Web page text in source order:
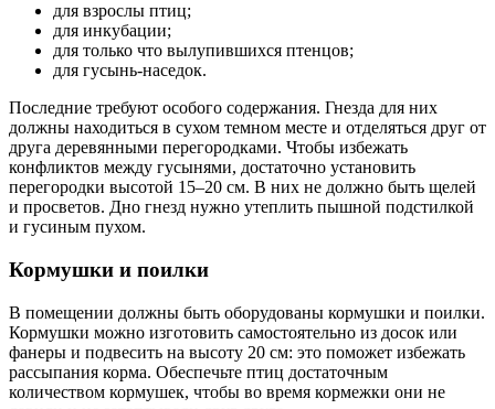
для взрослы птиц;
для инкубации;
для только что вылупившихся птенцов;
для гусынь-наседок.
Последние требуют особого содержания. Гнезда для них
должны находиться в сухом темном месте и отделяться друг от
друга деревянными перегородками. Чтобы избежать
конфликтов между гусынями, достаточно установить
перегородки высотой 15–20 см. В них не должно быть щелей
и просветов. Дно гнезд нужно утеплить пышной подстилкой
и гусиным пухом.
Кормушки и поилки
В помещении должны быть оборудованы кормушки и поилки.
Кормушки можно изготовить самостоятельно из досок или
фанеры и подвесить на высоту 20 см: это поможет избежать
рассыпания корма. Обеспечьте птиц достаточным
количеством кормушек, чтобы во время кормежки они не